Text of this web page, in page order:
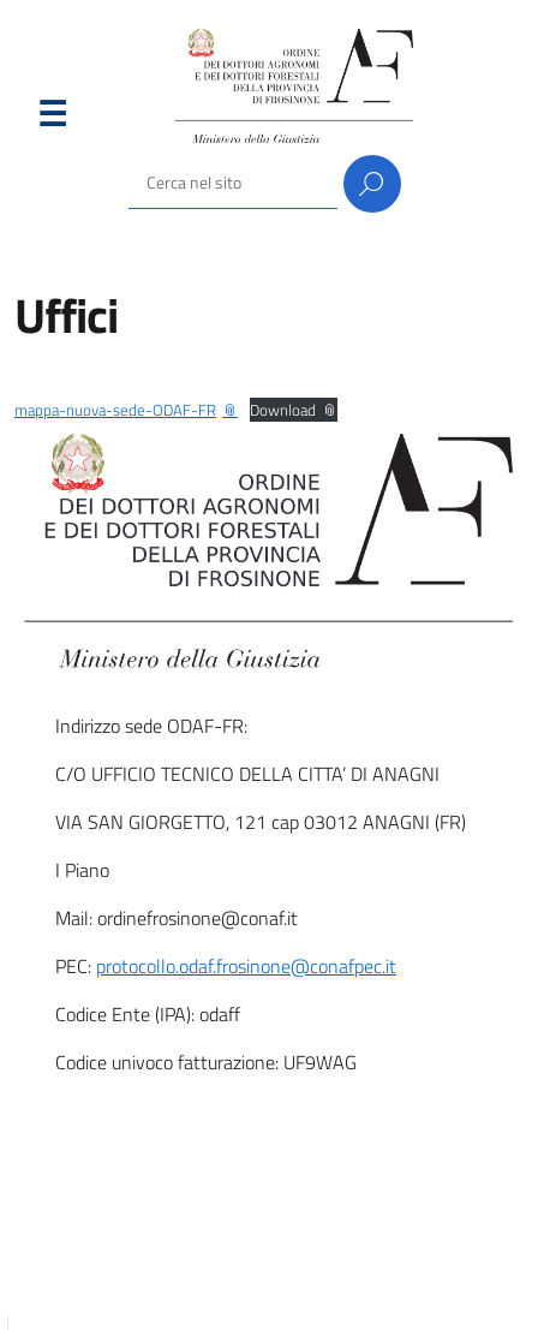
Uffici
mappa-nuova-sede-ODAF-FR Download
Indirizzo sede ODAF-FR:
C/O UFFICIO TECNICO DELLA CITTA’ DI ANAGNI
VIA SAN GIORGETTO, 121 cap 03012 ANAGNI (FR)
I Piano
Mail: ordinefrosinone@conaf.it
PEC: protocollo.odaf.frosinone@conafpec.it
Codice Ente (IPA): odaff
Codice univoco fatturazione: UF9WAG